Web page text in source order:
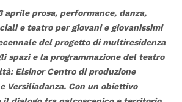
aprile prosa, performance, danza,
e teatro per giovani e giovanissimi
del progetto di multiresidenza
spazi e la programmazione del teatro
Elsinor Centro di produzione
Versiliadanza. Con un obiettivo